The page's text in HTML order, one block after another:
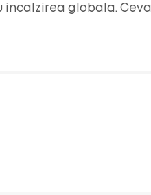
globala.